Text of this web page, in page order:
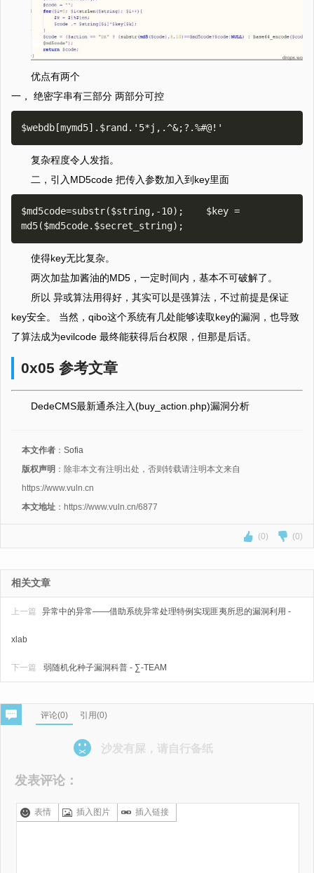
优点有两个
一， 绝密字串有三部分 两部分可控
复杂程度令人发指。
二，引入MD5code 把传入参数加入到key里面
$md5code=substr($string,-10);    $key =
使得key无比复杂。
两次加盐加酱油的MD5，一定时间内，基本不可破解了。
所以 异或算法用得好，其实可以是强算法，不过前提是保证
key安全。 当然，qibo这个系统有几处能够读取key的漏洞，也导致
了算法成为evilcode 最终能获得后台权限，但那是后话。
0x05 参考文章
DedeCMS最新通杀注入(buy_action.php)漏洞分析
本文作者 ： Sofia
版权声明 ：除非本文有注明出处，否则转载请注明本文来自
https://www.vuln.cn
本文地址 ：https://www.vuln.cn/6877
(0) (0)
相关文章
上一篇 异常中的异常——借助系统异常处理特例实现匪夷所思的漏洞利用 -
xlab
弱随机化种子漏洞科普 - ∑-TEAM
下一篇
评论(0) 引用(0)
沙发有屎，请自行备纸
发表评论：
表情 插入图片 插入链接